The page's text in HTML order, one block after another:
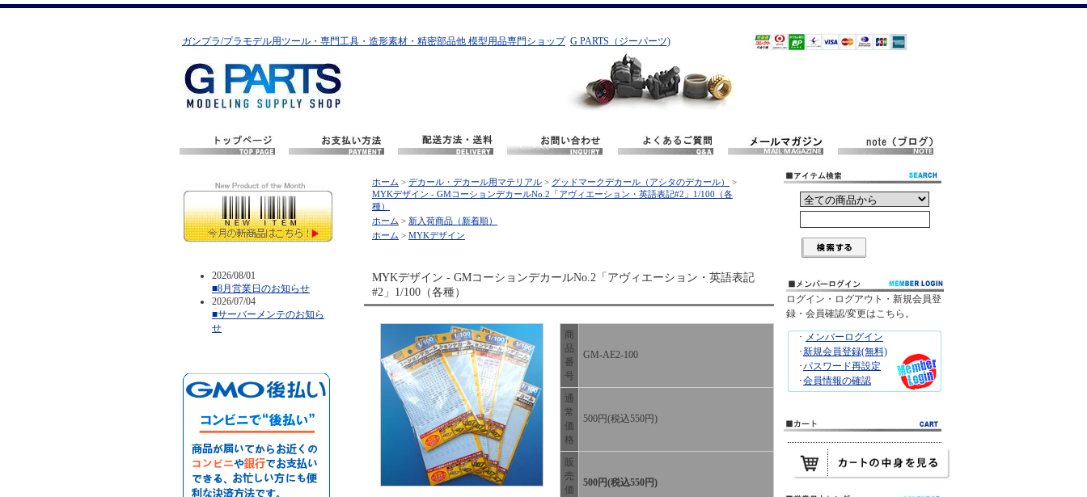
ガンプラ/プラモデル用ツール・専門工具・造形素材・精密部品他 模型用品専門ショップ G PARTS（ジーパーツ)
2026/08/01
■8月営業日のお知らせ
2026/07/04
■サーバーメンテのお知ら
せ
ホーム > デカール・デカール用マテリアル > グッドマークデカール（アシタのデカール）
>
MYKデザイン - GMコーションデカールNo.2「アヴィエーション・英語表記#2」1/100（各
種）
ホーム > 新入荷商品（新着順）
ホーム > MYKデザイン
MYKデザイン - GMコーションデカールNo.2「アヴィエーション・英語表記
#2」1/100（各種）
商
品
番
号
GM-AE2-100
通
常
価
格
500円(税込550円)
販
売
価
500円(税込550円)
ログイン・ログアウト・新規会員登
録・会員確認/変更はこちら。
･ メンバーログイン
･新規会員登録(無料)
･パスワード再設定
･会員情報の確認